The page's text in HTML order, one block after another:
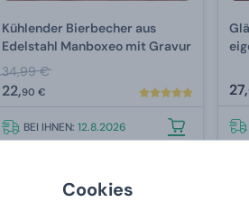
Cookies
Kühlender Bierbecher aus
Edelstahl Manboxeo mit Gravur
34,99 €
22,90 €
BEI IHNEN: 12.8.2026
27,